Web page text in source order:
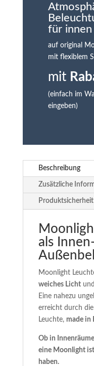
für innen
auf original
mit flexiblem
mit
(einfach im
eingeben)
Beschreibung
Zusätzliche
Produktsicherheit
als
Moonlight
weiches Licht
Eine nahezu
erreicht durch
Leuchte, made in
Ob in
eine Moonlight
haben.